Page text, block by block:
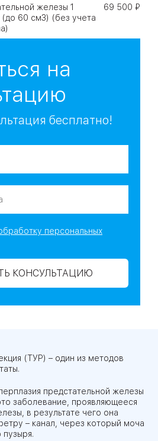
железы 1
(до 60 см3) (без учета
69 500 ₽
на
бесплатно!
персональных
КОНСУЛЬТАЦИЮ
(ТУР) – один из методов
предстательной железы
заболевание, проявляющееся
в результате чего она
– канал, через который моча
пузыря.